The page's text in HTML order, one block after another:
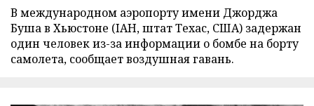
В международном аэропорту имени Джорджа
Буша в Хьюстоне (IAH, штат Техас, США) задержан
один человек из-за информации о бомбе на борту
самолета, сообщает воздушная гавань.